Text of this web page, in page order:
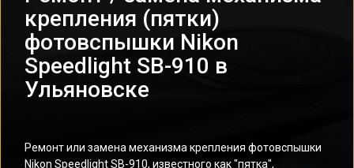
крепления (пятки)
фотовспышки Nikon
Speedlight SB-910 в
Ульяновске
Ремонт или замена механизма крепления фотовспышки
Nikon Speedlight SB-910, известного как "пятка",